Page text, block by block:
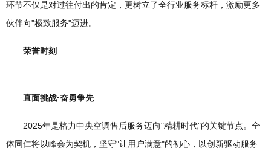
环节不仅是对过往付出的肯定，更树立了全行业服务标杆，激励更多
伙伴向"极致服务"迈进。
荣誉时刻
直面挑战·奋勇争先
2025年是格力中央空调售后服务迈向"精耕时代"的关键节点。全
体同仁将以峰会为契机，坚守"让用户满意"的初心，以创新驱动服务